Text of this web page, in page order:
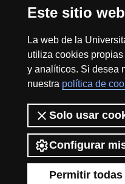
Este sitio
La web de la
utiliza cookies
y analíticos. Si desea
nuestra política de
Solo usar
Configurar
Permitir
2026 Divulga UAB -
No Comercial (CC
View low-bandwidth version